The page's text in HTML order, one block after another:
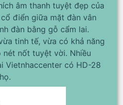
âm thanh tuyệt đẹp của
điển giữa mặt đàn vân
đàn bằng gỗ cẩm lai.
tinh tế, vừa có khả năng
nét nốt tuyệt vời. Nhiều
Vietnhaccenter có HD-28